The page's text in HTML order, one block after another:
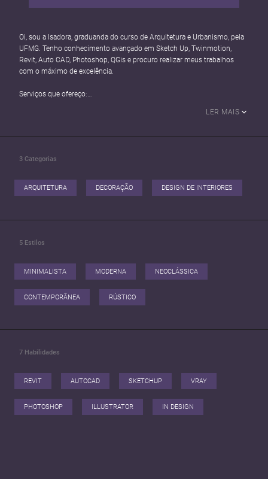
Oi, sou a Isadora, graduanda do curso de Arquitetura e Urbanismo, pela
UFMG. Tenho conhecimento avançado em Sketch Up, Twinmotion,
Revit, Auto CAD, Photoshop, QGis e procuro realizar meus trabalhos
com o máximo de excelência.
Serviços que ofereço:
Espero seu contato logo, Até breve
LER MAIS
3 Categorias
ARQUITETURA DECORAÇÃO DESIGN DE INTERIORES
5 Estilos
MINIMALISTA MODERNA NEOCLÁSSICA
CONTEMPORÂNEA RÚSTICO
7 Habilidades
REVIT AUTOCAD SKETCHUP VRAY
PHOTOSHOP ILLUSTRATOR IN DESIGN